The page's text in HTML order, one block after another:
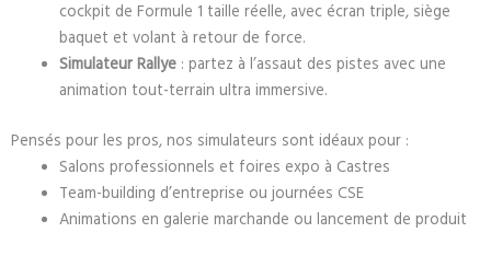
cockpit de Formule 1 taille réelle, avec écran triple, siège
baquet et volant à retour de force.
Simulateur Rallye: partez à l’assaut des pistes avec une
animation tout-terrain ultra immersive.
Pensés pour les pros, nos simulateurs sont idéaux pour :
Salons professionnels et foires expo à Castres
Team-building d’entreprise ou journées CSE
Animations en galerie marchande ou lancement de produit